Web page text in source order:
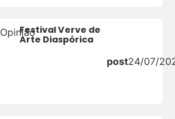
OpiniãoFestival Verve de
Arte Diaspórica
post24/07/